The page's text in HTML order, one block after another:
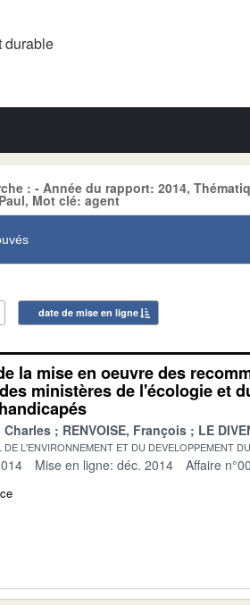
durable
: - Année du rapport: 2014,
Mot clé: agent
date de mise en ligne
la mise en oeuvre des
ministères de l'écologie et
Charles RENVOISE, François LE
L'ENVIRONNEMENT ET DU DEVELOPPEMENT
Mise en ligne: déc. 2014 Affaire